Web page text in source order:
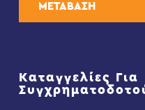
ΜΕΤΑΒΑΣΗ
Καταγγελίες Για